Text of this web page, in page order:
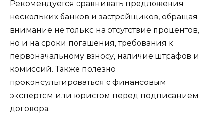
Рекомендуется сравнивать предложения
нескольких банков и застройщиков, обращая
внимание не только на отсутствие процентов,
но и на сроки погашения, требования к
первоначальному взносу, наличие штрафов и
комиссий. Также полезно
проконсультироваться с финансовым
экспертом или юристом перед подписанием
договора.